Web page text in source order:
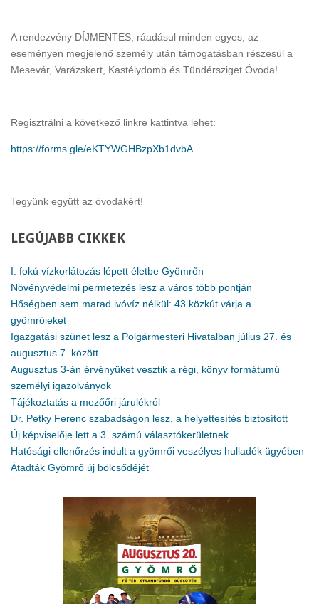
A rendezvény DÍJMENTES, ráadásul minden egyes, az
eseményen megjelenő személy után támogatásban részesül a
Mesevár, Varázskert, Kastélydomb és Tündérsziget Óvoda!
Regisztrálni a következő linkre kattintva lehet:
https://forms.gle/eKTYWGHBzpXb1dvbA
Tegyünk együtt az óvodákért!
LEGÚJABB CIKKEK
I. fokú vízkorlátozás lépett életbe Gyömrőn
Növényvédelmi permetezés lesz a város több pontján
Hőségben sem marad ivóvíz nélkül: 43 közkút várja a
gyömrőieket
Igazgatási szünet lesz a Polgármesteri Hivatalban július 27. és
augusztus 7. között
Augusztus 3-án érvényüket vesztik a régi, könyv formátumú
személyi igazolványok
Tájékoztatás a mezőőri járulékról
Dr. Petky Ferenc szabadságon lesz, a helyettesítés biztosított
Új képviselője lett a 3. számú választókerületnek
Hatósági ellenőrzés indult a gyömrői veszélyes hulladék ügyében
Átadták Gyömrő új bölcsődéjét